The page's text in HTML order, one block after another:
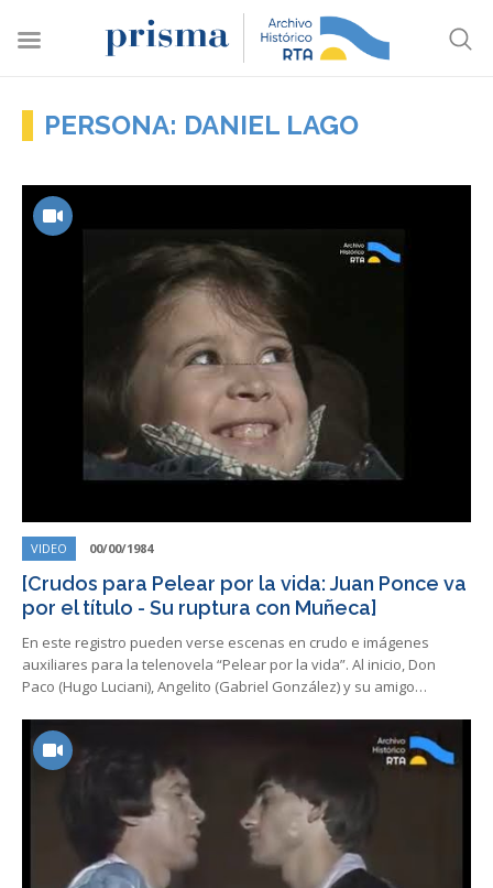
PERSONA: DANIEL LAGO
VIDEO 00/00/1984
[Crudos para Pelear por la vida: Juan Ponce va
por el título - Su ruptura con Muñeca]
En este registro pueden verse escenas en crudo e imágenes
auxiliares para la telenovela “Pelear por la vida”. Al inicio, Don
Paco (Hugo Luciani), Angelito (Gabriel González) y su amigo…